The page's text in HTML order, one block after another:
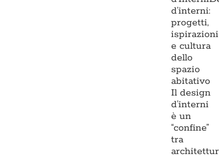
d’interni:
progetti,
ispirazioni
e cultura
dello
spazio
abitativo
Il design
d’interni
è un
“confine”
tra